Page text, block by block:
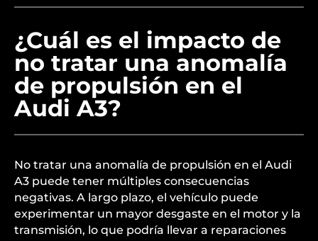
¿Cuál es el impacto de
no tratar una anomalía
de propulsión en el
Audi A3?
No tratar una anomalía de propulsión en el Audi
A3 puede tener múltiples consecuencias
negativas. A largo plazo, el vehículo puede
experimentar un mayor desgaste en el motor y la
transmisión, lo que podría llevar a reparaciones